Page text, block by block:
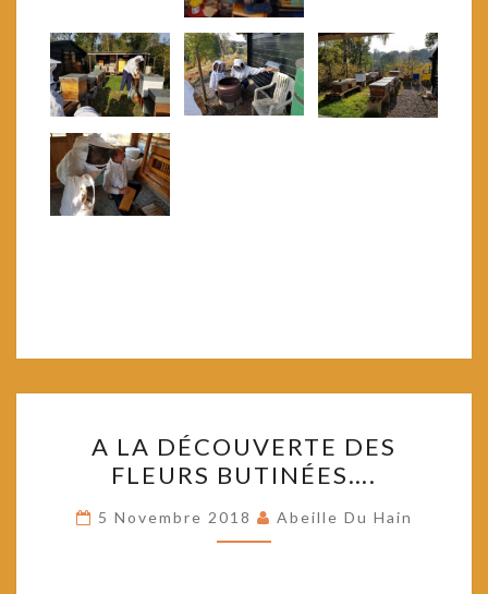
LA
DÉCOUVERTE
DES
FLEURS
A LA DÉCOUVERTE DES
FLEURS BUTINÉES….
5 Novembre 2018 Abeille Du Hain